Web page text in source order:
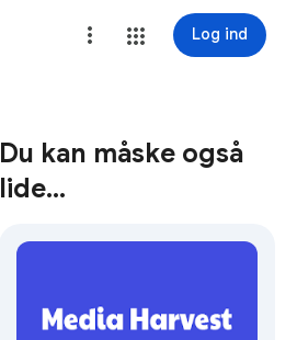
Log ind
Du kan måske også
lide…